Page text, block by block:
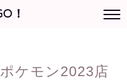
！
ケモン2023店